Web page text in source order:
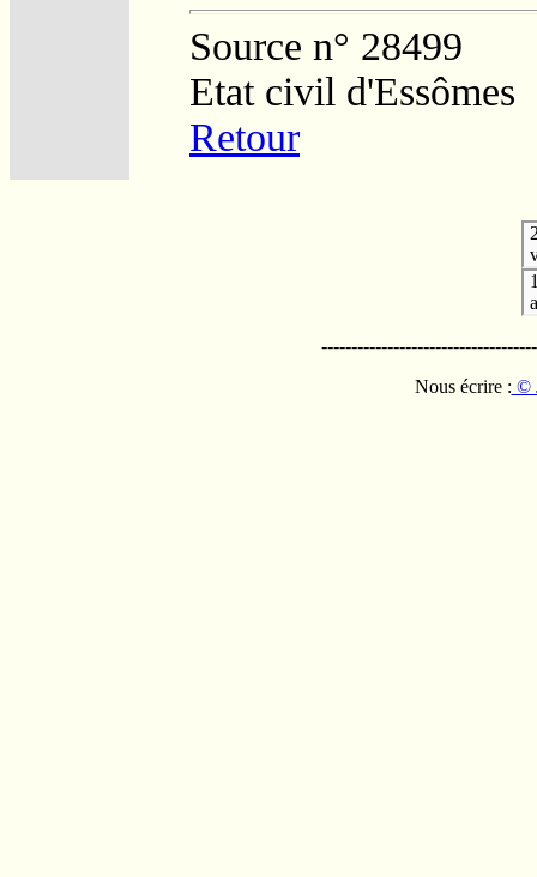
Source n° 28499
Etat civil d'Essômes
Retour
Nous écrire : ©